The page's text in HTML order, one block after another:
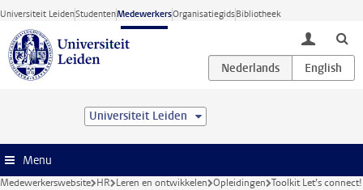
Ga direct naar de inhoud
Universiteit LeidenStudentenMedewerkersOrganisatiegidsBibliotheek
toggle
Universiteit Leiden
Menu
Medewerkerswebsite HR Leren en ontwikkelen Opleidingen Toolkit Let’s connect!